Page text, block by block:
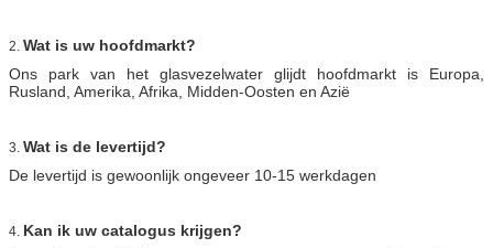
2. Wat is uw hoofdmarkt?
Ons park van het glasvezelwater glijdt hoofdmarkt is Europa,
Rusland, Amerika, Afrika, Midden-Oosten en Azië
3. Wat is de levertijd?
De levertijd is gewoonlijk ongeveer 10-15 werkdagen
4. Kan ik uw catalogus krijgen?